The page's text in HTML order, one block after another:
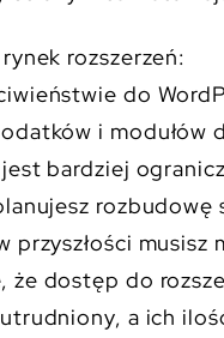
rynek rozszerzeń:
do
i modułów
bardziej
rozbudowę
przyszłości musisz
że dostęp do
a ich